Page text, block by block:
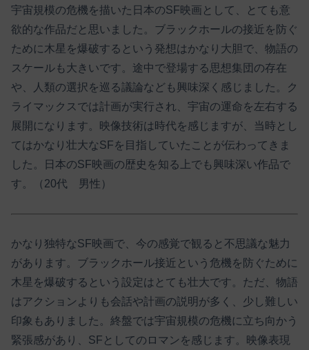
宇宙規模の危機を描いた日本のSF映画として、とても意
欲的な作品だと思いました。ブラックホールの接近を防ぐ
ために木星を爆破するという発想はかなり大胆で、物語の
スケールも大きいです。途中で登場する思想集団の存在
や、人類の選択を巡る議論なども興味深く感じました。ク
ライマックスでは計画が実行され、宇宙の運命を左右する
展開になります。映像技術は時代を感じますが、当時とし
てはかなり壮大なSFを目指していたことが伝わってきま
した。日本のSF映画の歴史を知る上でも興味深い作品で
す。（20代 男性）
かなり独特なSF映画で、今の感覚で観ると不思議な魅力
があります。ブラックホール接近という危機を防ぐために
木星を爆破するという設定はとても壮大です。ただ、物語
はアクションよりも会話や計画の説明が多く、少し難しい
印象もありました。終盤では宇宙規模の危機に立ち向かう
緊張感があり、SFとしてのロマンを感じます。映像表現